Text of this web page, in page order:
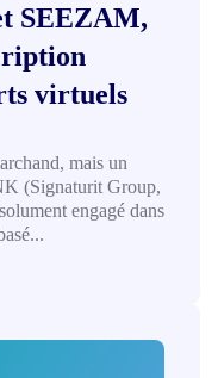
SEEZAM,
virtuels
mais un
(Signaturit Group,
engagé dans